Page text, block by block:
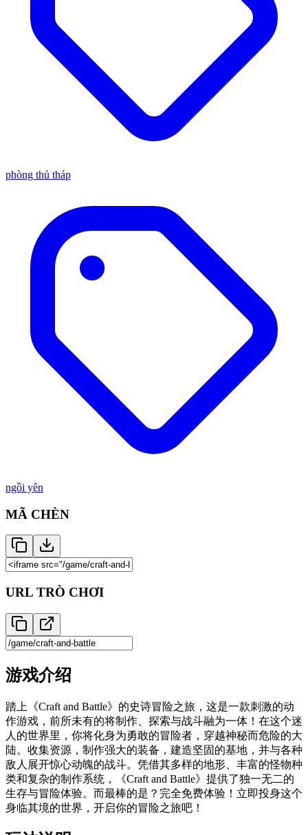
phòng thủ tháp
ngồi yên
MÃ CHÈN
URL TRÒ CHƠI
游戏介绍
踏上《Craft and Battle》的史诗冒险之旅，这是一款刺激的动
作游戏，前所未有的将制作、探索与战斗融为一体！在这个迷
人的世界里，你将化身为勇敢的冒险者，穿越神秘而危险的大
陆。收集资源，制作强大的装备，建造坚固的基地，并与各种
敌人展开惊心动魄的战斗。凭借其多样的地形、丰富的怪物种
类和复杂的制作系统，《Craft and Battle》提供了独一无二的
生存与冒险体验。而最棒的是？完全免费体验！立即投身这个
身临其境的世界，开启你的冒险之旅吧！